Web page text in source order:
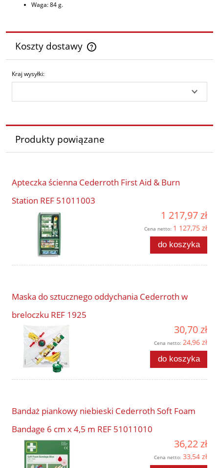
Waga: 84 g.
Koszty dostawy
Cena nie zawiera ewentualnych kosztów płatności
Kraj wysyłki:
Produkty powiązane
Apteczka ścienna Cederroth First Aid & Burn
Station REF 51011003
1 217,97 zł
Cena netto: 1 127,75 zł
do koszyka
Maska do sztucznego oddychania Cederroth w
breloczku REF 1925
30,70 zł
Cena netto: 24,96 zł
do koszyka
Bandaż piankowy niebieski Cederroth Soft Foam
Bandage 6 cm x 4,5 m REF 51011010
36,22 zł
Cena netto: 33,54 zł